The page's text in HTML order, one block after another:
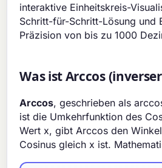
interaktive Einheitskreis-
Schritt-für-Schritt-Lösung und
Präzision von bis zu 1000
Was ist Arccos
Arccos, geschrieben als
ist die Umkehrfunktion des
Wert x, gibt Arccos den
Cosinus gleich x ist.